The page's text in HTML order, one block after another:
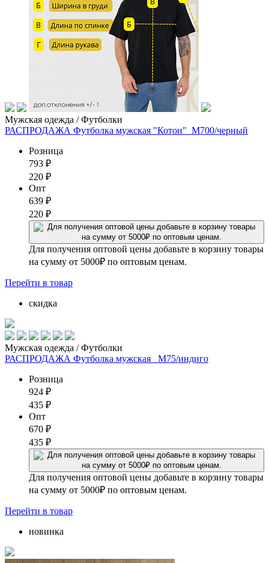
Мужская одежда / Футболки
РАСПРОДАЖА Футболка мужская "Котон"_М700/черный
Розница
793 ₽
220 ₽
Опт
639 ₽
220 ₽
Для получения оптовой цены добавьте в корзину товары
на сумму от 5000₽ по оптовым ценам.
Перейти в товар
скидка
Мужская одежда / Футболки
РАСПРОДАЖА Футболка мужская _М75/индиго
Розница
924 ₽
435 ₽
Опт
670 ₽
435 ₽
Для получения оптовой цены добавьте в корзину товары
на сумму от 5000₽ по оптовым ценам.
Перейти в товар
новинка